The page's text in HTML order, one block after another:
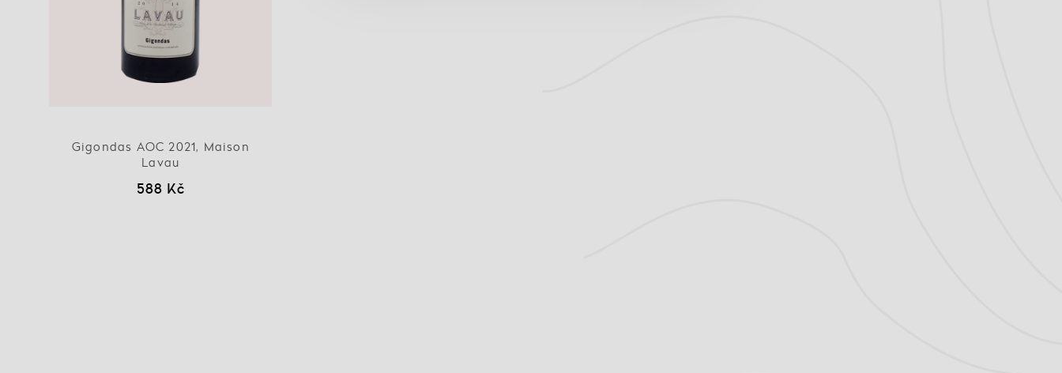
Gigondas AOC 2021, Maison
Lavau
588 Kč